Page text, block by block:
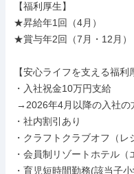
【福利厚生】
★昇給年1回（4月）
★賞与年2回（7月・12月）
【安心ライフを支える福利
・入社祝金10万円支給
・社内割引あり
・クラフトクラブオフ（レ
・会員制リゾートホテル（
・育児短時間勤務(該当子